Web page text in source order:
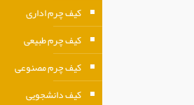
کیف چرم اداری
کیف چرم طبیعی
کیف چرم مصنوعی
کیف دانشجویی